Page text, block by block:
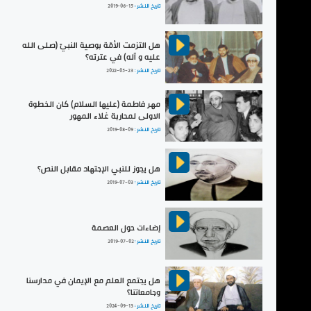
تاريخ النشر :2019-06-15
هل التزمت الأمّة بوصية النبيّ (صلى الله
عليه و آله) في عترته؟
تاريخ النشر :2022-05-23
مهر فاطمة (عليها السلام) كان الخطوة
الاولى لمحاربة غلاء المهور
تاريخ النشر :2019-08-09
هل يجوز للنبي الإجتهاد مقابل النص؟
تاريخ النشر :2019-07-03
إضاءات حول العصمة
تاريخ النشر :2019-07-02
هل يجتمع العلم مع الإيمان في مدارسنا
وجامعاتنا؟
تاريخ النشر :2024-09-13